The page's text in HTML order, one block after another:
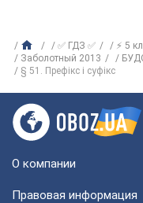
✅ ГДЗ ✅ ⚡ 5
Заболотный 2013
§ 51. Префікс і суфікс
О компании
Правовая информация